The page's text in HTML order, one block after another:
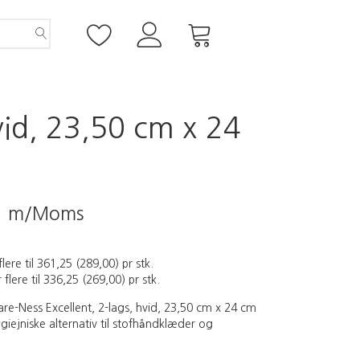
23,50 cm x 24
m/Moms
til361,25 (289,00) pr stk.
flere til336,25 (269,00) pr stk.
Ness Excellent, 2-lags, hvid, 23,50 cm x 24 cm
alternativ til stofhåndklæder og